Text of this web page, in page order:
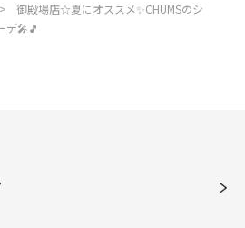
>
御殿場店☆夏にオススメ✨CHUMSのシ
デ🎤🎵